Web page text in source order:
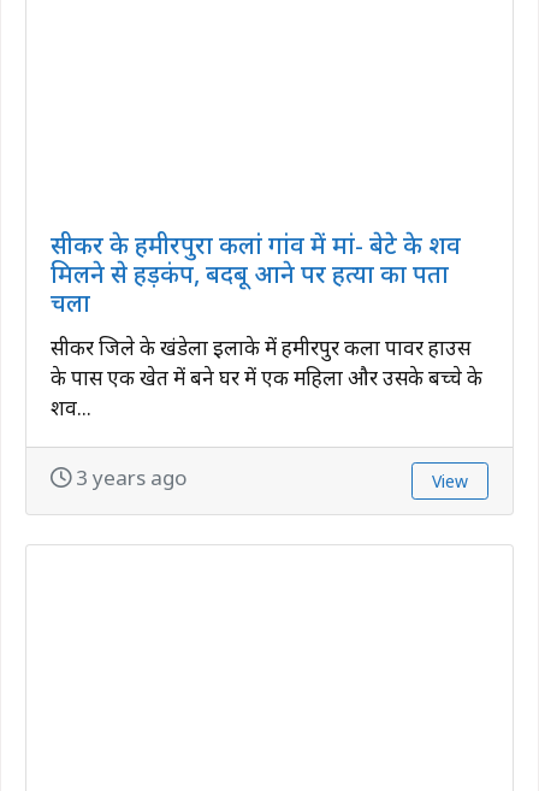
सीकर के हमीरपुरा कलां गांव में मां- बेटे के शव
मिलने से हड़कंप, बदबू आने पर हत्या का पता
चला
सीकर जिले के खंडेला इलाके में हमीरपुर कला पावर हाउस
के पास एक खेत में बने घर में एक महिला और उसके बच्चे के
शव...
3 years ago View